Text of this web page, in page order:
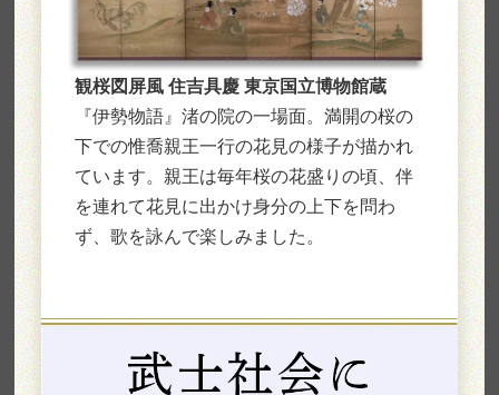
観桜図屏風 住吉具慶 東京国立博物館蔵
『伊勢物語』渚の院の一場面。満開の桜の
下での惟喬親王一行の花見の様子が描かれ
ています。親王は毎年桜の花盛りの頃、伴
を連れて花見に出かけ身分の上下を問わ
ず、歌を詠んで楽しみました。